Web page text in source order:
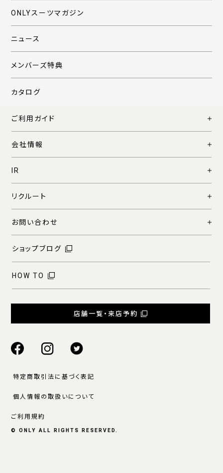
ONLYスーツマガジン
ニュース
メンバーズ特典
カタログ
ご利用ガイド
会社情報
IR
リクルート
お問い合わせ
ショップブログ
HOW TO
店舗一覧・来店予約
特定商取引法に基づく表記
個人情報の取扱いについて
ご利用規約
© ONLY ALL RIGHTS RESERVED.